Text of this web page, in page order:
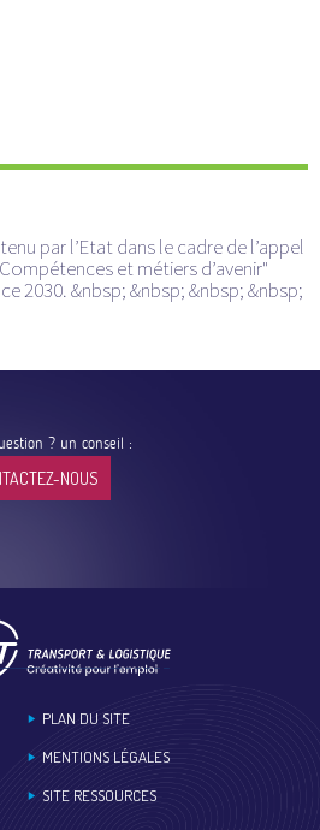
par l’Etat dans le cadre de l’appel
et métiers d’avenir"
2030. &nbsp; &nbsp; &nbsp; &nbsp;
? un conseil :
NOUS
PLAN DU SITE
MENTIONS LÉGALES
SITE RESSOURCES